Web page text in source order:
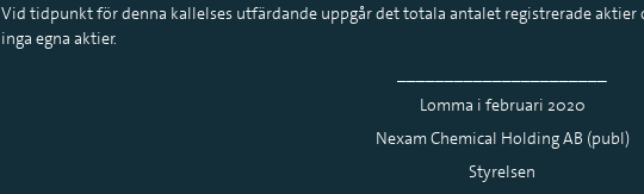
Vid tidpunkt för denna kallelses utfärdande uppgår det totala antalet registrerade aktier
inga egna aktier.
Lomma i februari 2020
Nexam Chemical Holding AB (publ)
Styrelsen